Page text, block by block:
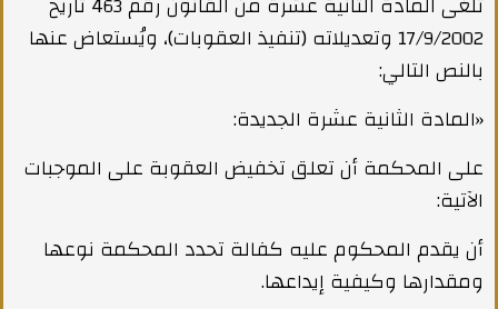
17/9/2002 وتعديلاته (تنفيذ العقوبات)، ويُستعاض عنها
بالنص التالي:
«المادة الثانية عشرة الجديدة:
على المحكمة أن تعلق تخفيض العقوبة على الموجبات
الآتية:
أن يقدم المحكوم عليه كفالة تحدد المحكمة نوعها
ومقدارها وكيفية إيداعها.